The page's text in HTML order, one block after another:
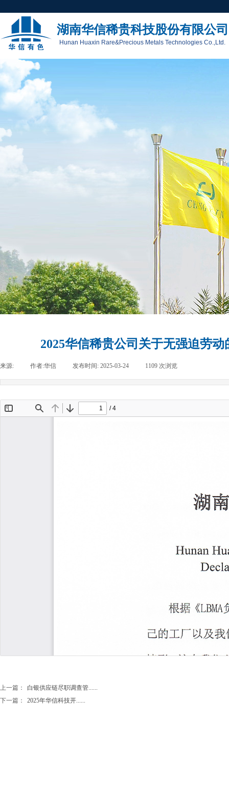
湖南华信稀贵科技股份有限公司
Hunan Huaxin Rare&Precious Metals Technologies Co.,Ltd.
2025华信稀贵公司关于无强迫劳
来源: 作者:华信 发布时间: 2025-03-24 1109 次浏览
上一篇：
白银供应链尽职调查管......
下一篇：
2025年华信科技开......